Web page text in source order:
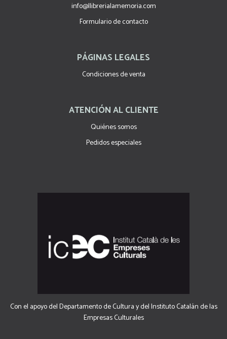
info@llibrerialamemoria.com
Formulario de contacto
PÁGINAS LEGALES
Condiciones de venta
ATENCIÓN AL CLIENTE
Quiénes somos
Pedidos especiales
Con el apoyo del Departamento de Cultura y del Instituto Catalán de las
Empresas Culturales